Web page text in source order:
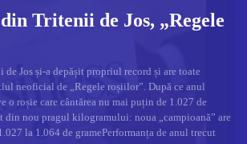
Tritenii de Jos, „Regele
Jos și-a depășit propriul record și are toate
neoficial de „Regele roșiilor”. După ce anul
o roșie care cântărea nu mai puțin de 1.027 de
din nou pragul kilogramului: noua „campioană” are
la 1.064 de gramePerformanța de anul trecut